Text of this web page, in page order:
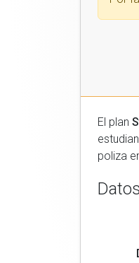
El plan
estudiantes